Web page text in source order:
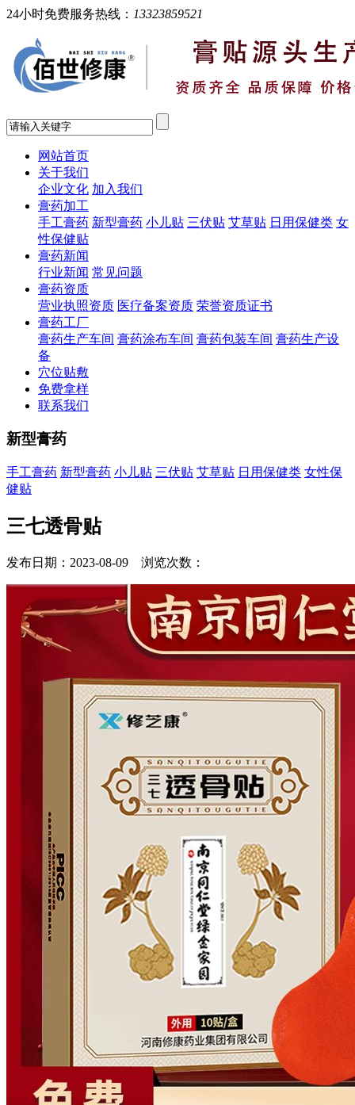
24小时免费服务热线： 13323859521
网站首页
关于我们
企业文化 加入我们
膏药加工
手工膏药 新型膏药 小儿贴 三伏贴 艾草贴 日用保健类 女
性保健贴
膏药新闻
行业新闻 常见问题
膏药资质
营业执照资质 医疗备案资质 荣誉资质证书
膏药工厂
膏药生产车间 膏药涂布车间 膏药包装车间 膏药生产设
备
穴位贴敷
免费拿样
联系我们
新型膏药
手工膏药 新型膏药 小儿贴 三伏贴 艾草贴 日用保健类 女性保
健贴
三七透骨贴
发布日期：2023-08-09 浏览次数：